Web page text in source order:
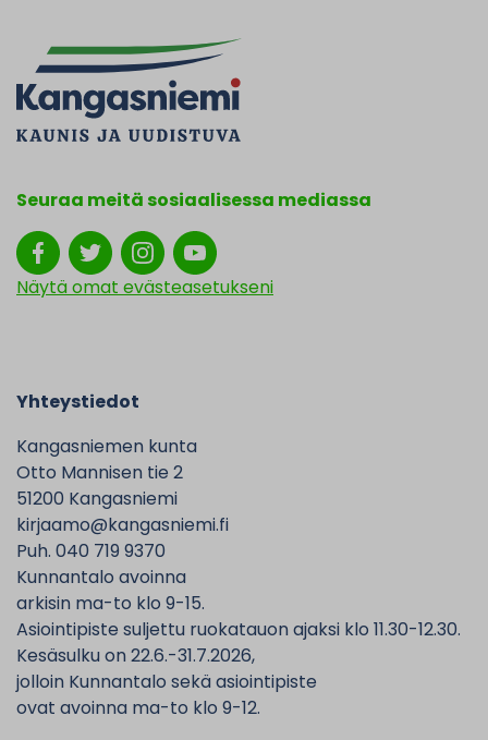
Seuraa meitä sosiaalisessa mediassa
Näytä omat evästeasetukseni
Yhteystiedot
Kangasniemen kunta
Otto Mannisen tie 2
51200 Kangasniemi
kirjaamo@kangasniemi.fi
Puh. 040 719 9370
Kunnantalo avoinna
arkisin ma-to klo 9-15.
Asiointipiste suljettu ruokatauon ajaksi klo 11.30-12.30.
Kesäsulku on 22.6.-31.7.2026,
jolloin Kunnantalo sekä asiointipiste
ovat avoinna ma-to klo 9-12.